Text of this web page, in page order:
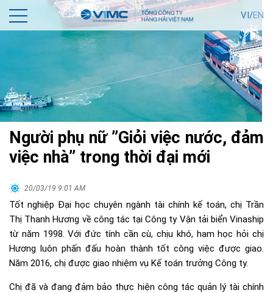
VI/EN
Người phụ nữ ”Giỏi việc nước, đảm
việc nhà” trong thời đại mới
20/03/19 9:01 AM
Tốt nghiệp Đại học chuyên ngành tài chính kế toán, chị Trần
Thị Thanh Hương về công tác tại Công ty Vận tải biển Vinaship
từ năm 1998. Với đức tính cần cù, chịu khó, ham học hỏi chị
Hương luôn phấn đấu hoàn thành tốt công việc được giao.
Năm 2016, chị được giao nhiệm vụ Kế toán trưởng Công ty.
Chị đã và đang đảm bảo thực hiện công tác quản lý tài chính